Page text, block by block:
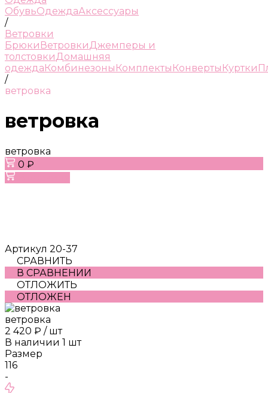
ОбувьОдеждаАксессуары
/
Ветровки
Брюки ВетровкиДжемперы и
толстовкиДомашняя
одеждаКомбинезоны Комплекты Конверты Куртки
/
ветровка
ветровка
ветровка
0 ₽
Артикул 20-37
СРАВНИТЬ
В СРАВНЕНИИ
ОТЛОЖИТЬ
ОТЛОЖЕН
ветровка
2 420 ₽ / шт
В наличии 1 шт
Размер
116
-